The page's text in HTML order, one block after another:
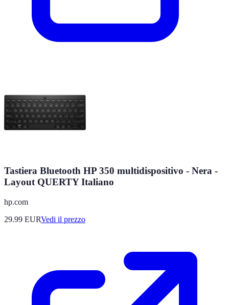
Tastiera Bluetooth HP 350 multidispositivo - Nera -
Layout QUERTY Italiano
hp.com
29.99 EURVedi il prezzo